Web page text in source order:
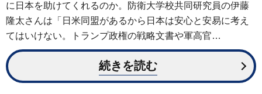
に日本を助けてくれるのか。防衛大学校共同研究員の伊藤
隆太さんは「日米同盟があるから日本は安心と安易に考え
てはいけない。トランプ政権の戦略文書や軍高官…
続きを読む